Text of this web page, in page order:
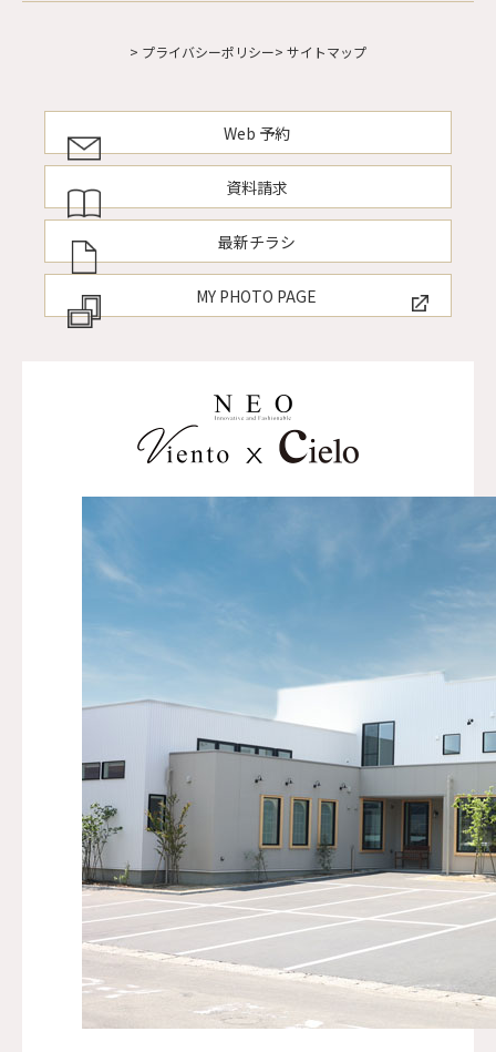
> プライバシーポリシー> サイトマップ
Web 予約
資料請求
最新チラシ
MY PHOTO PAGE